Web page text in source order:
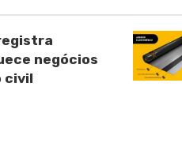
negócios
civil